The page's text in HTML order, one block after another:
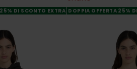
DI SCONTO EXTRA DOPPIA OFFERTA 25%